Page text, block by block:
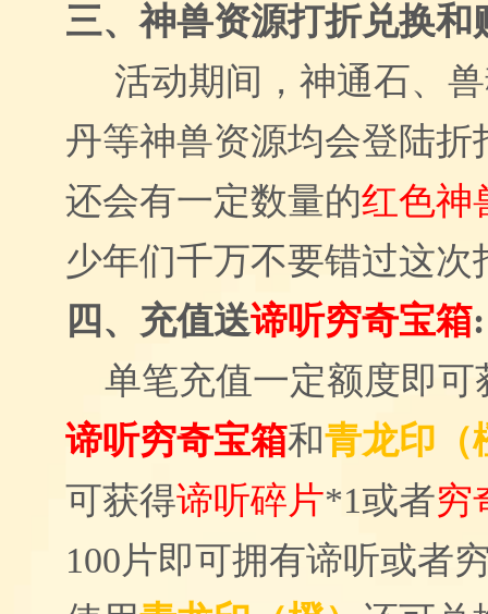
三、神兽资源打折兑换和
活动期间，神通石、
丹等神兽资源均会登陆折
还会有一定数量的红色神
少年们千万不要错过这次
四、 充值送谛听穷奇宝箱:
单笔充值一定额度即
谛听穷奇宝箱和青龙印（
可获得谛听碎片*1或者穷
100片即可拥有谛听或者